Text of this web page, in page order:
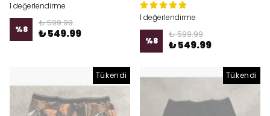
1 değerlendirme
%8
₺ 599.99
₺ 549.99
1 değerlendirme
%8
₺ 599.99
₺ 549.99
Tükendi Tükendi